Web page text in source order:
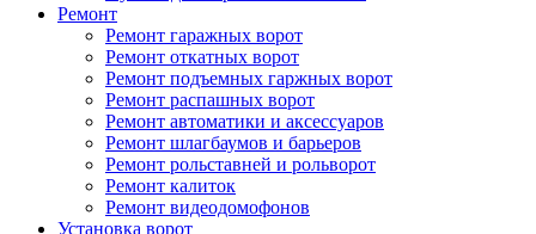
Ремонт
Ремонт гаражных ворот
Ремонт откатных ворот
Ремонт подъемных гаржных ворот
Ремонт распашных ворот
Ремонт автоматики и аксессуаров
Ремонт шлагбаумов и барьеров
Ремонт рольставней и рольворот
Ремонт калиток
Ремонт видеодомофонов
Установка ворот